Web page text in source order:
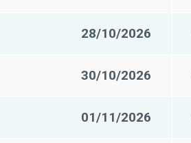
28/10/2026
30/10/2026
01/11/2026